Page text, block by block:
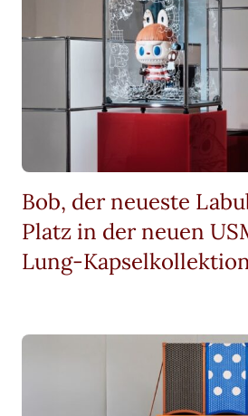
Bob, der neueste
Platz in der neuen
Lung-